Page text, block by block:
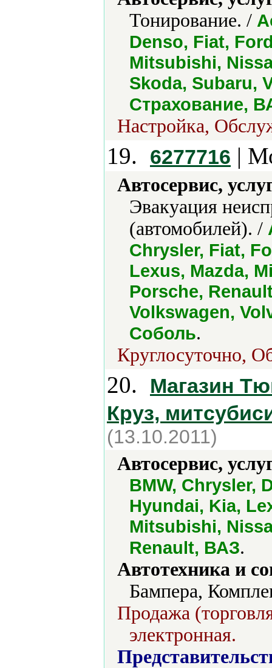
Тонирование. /
Denso, Fiat,
Mitsubishi,
Skoda, Subaru,
Страхование,
Настройка,
19. 6277716 |
Автосервис,
Эвакуация
(автомобилей). /
Chrysler, Fiat,
Lexus, Mazda,
Porsche,
Volkswagen,
Соболь.
Круглосуточно,
20.
Магазин
Круз,
(13.10.2011)
Автосервис,
BMW, Chrysler,
Hyundai, Kia,
Mitsubishi,
Renault, ВАЗ.
Автотехника и
Бампера,
Продажа
электронная.